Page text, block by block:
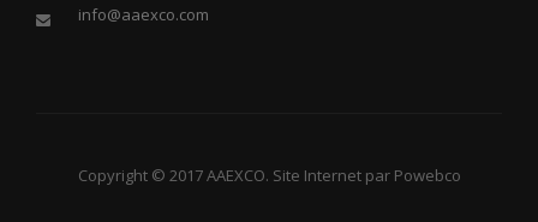
info@aaexco.com
Copyright © 2017 AAEXCO. Site Internet par Powebco